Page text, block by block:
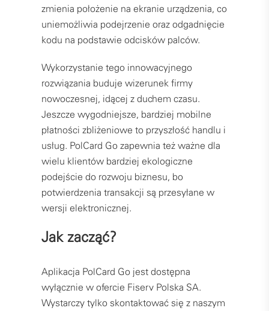
zmienia położenie na ekranie urządzenia, co
uniemożliwia podejrzenie oraz odgadnięcie
kodu na podstawie odcisków palców.
Wykorzystanie tego innowacyjnego
rozwiązania buduje wizerunek firmy
nowoczesnej, idącej z duchem czasu.
Jeszcze wygodniejsze, bardziej mobilne
płatności zbliżeniowe to przyszłość handlu i
usług. PolCard Go zapewnia też ważne dla
wielu klientów bardziej ekologiczne
podejście do rozwoju biznesu, bo
potwierdzenia transakcji są przesyłane w
wersji elektronicznej.
Jak zacząć?
Aplikacja PolCard Go jest dostępna
wyłącznie w ofercie Fiserv Polska SA.
Wystarczy tylko skontaktować się z naszym